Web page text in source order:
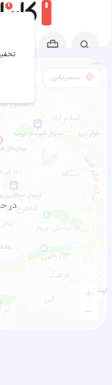
مسیریابی
در
مسیر هیروشیما